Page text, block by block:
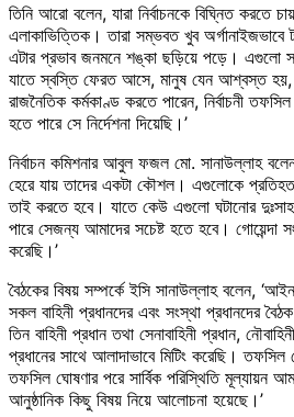
তিনি আরো বলেন, যারা নির্বাচনকে বিঘ্নিত করতে
এলাকাভিত্তিক। তারা সম্ভবত খুব অর্গানাইজভাবে
এটার প্রভাব জনমনে শঙ্কা ছড়িয়ে পড়ে। এগুলো
যাতে স্বস্তি ফেরত আসে, মানুষ যেন আশ্বস্ত হয়,
রাজনৈতিক কর্মকাণ্ড করতে পারেন, নির্বাচনী
হতে পারে সে নির্দেশনা দিয়েছি।’
নির্বাচন কমিশনার আবুল ফজল মো. সানাউল্লাহ
হেরে যায় তাদের একটা কৌশল। এগুলোকে
তাই করতে হবে। যাতে কেউ এগুলো ঘটানোর
পারে সেজন্য আমাদের সচেষ্ট হতে হবে। গোয়েন্দা
করেছি।’
বৈঠকের বিষয় সম্পর্কে ইসি সানাউল্লাহ বলেন,
সকল বাহিনী প্রধানদের এবং সংস্থা প্রধানদের
তিন বাহিনী প্রধান তথা সেনাবাহিনী প্রধান,
প্রধানের সাথে আলাদাভাবে মিটিং করেছি।
তফসিল ঘোষণার পরে সার্বিক পরিস্থিতি মূল্যায়ন
আনুষ্ঠানিক কিছু বিষয় নিয়ে আলোচনা হয়েছে।’